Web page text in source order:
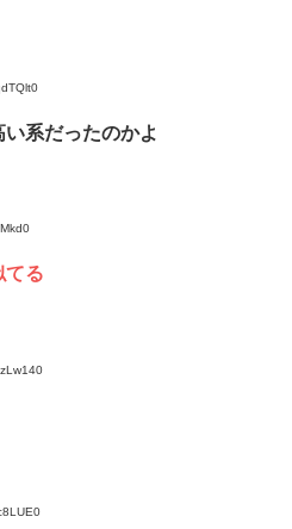
系だったのかよ
てる